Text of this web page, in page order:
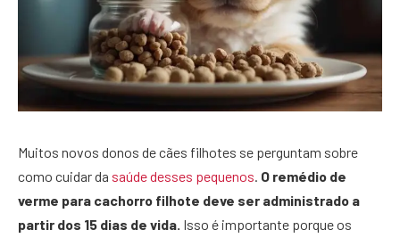
Muitos novos donos de cães filhotes se perguntam sobre
como cuidar da saúde desses pequenos O remédio de
verme para cachorro filhote deve ser administrado a
partir dos 15 dias de vida. Isso é importante porque os